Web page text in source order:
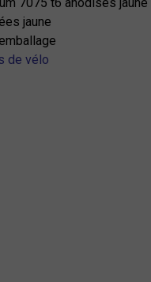
jaune
de vélo